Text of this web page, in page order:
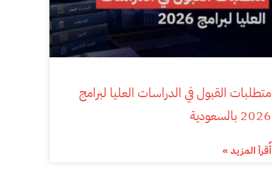
متطلبات القبول في الدراسات العليا لبرامج
2026 بالسعودية
أٌقرأ المزيد »